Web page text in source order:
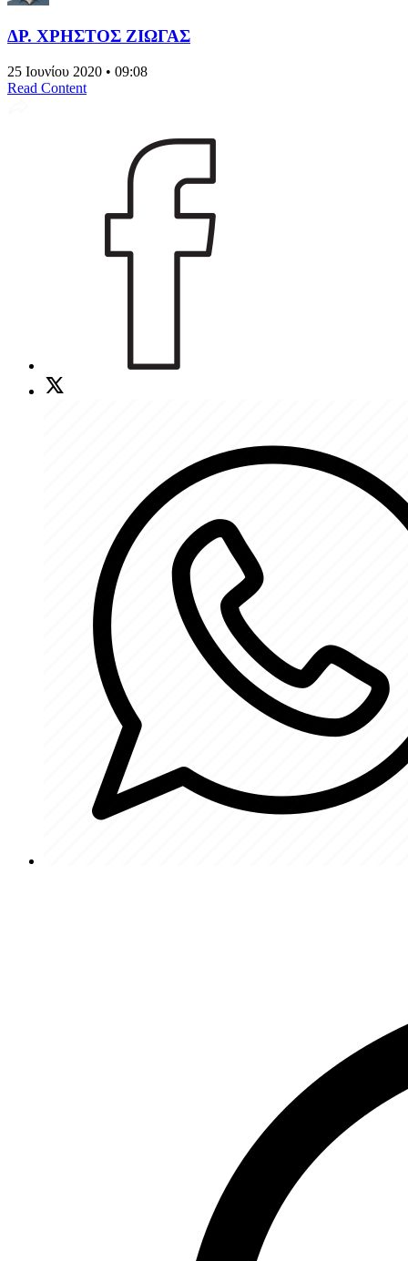
ΔΡ. ΧΡΗΣΤΟΣ ΖΙΩΓΑΣ
25 Ιουνίου 2020 • 09:08
Read Content